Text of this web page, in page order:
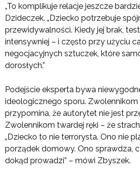
„To komplikuje relacje jeszcze
Dzideczek. „Dziecko potrzebuje
przewidywalności. Kiedy jej brak,
intensywniej – i często przy użyciu
negocjacyjnych sztuczek, które
dorosłych.”
Podejście eksperta bywa
ideologicznego sporu. Zwolennikom
przypomina, że autorytet nie jest
Zwolennikom twardej ręki – że
„Dziecko to nie terrorysta. Ono nie
porządek domowy. Ono sprawdza,
dokąd prowadzi” – mówi Zbyszek.